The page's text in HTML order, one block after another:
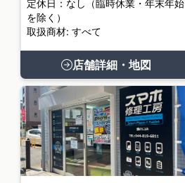
定休日：なし（臨時休業・年末年始
を除く）
取扱商材: すべて
店舗詳細・地図